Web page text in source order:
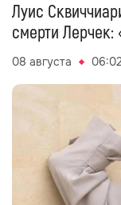
Луис
смерти
08 августа